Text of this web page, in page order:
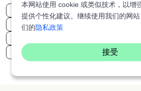
星巴克 (1) 女主播 (1) 谍战片 (1)
动作剧 (9)
情侣 (1)
何超盈 (1)
本网站使用 cookie 或类似技术，以增
提供个性化建议。继续使用我们的网
们的隐私政策
接受